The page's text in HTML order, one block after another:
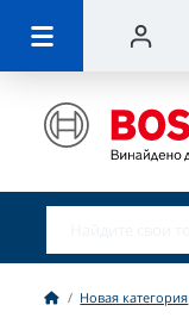
Новая категория